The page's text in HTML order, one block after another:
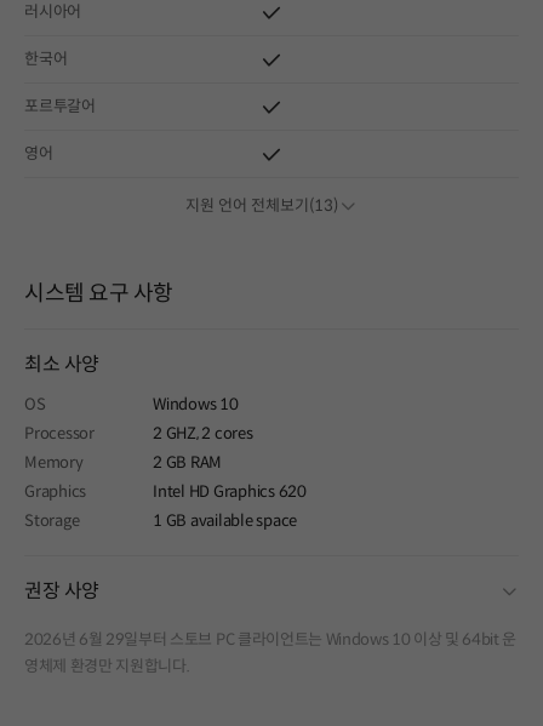
러시아어
한국어
포르투갈어
영어
지원 언어 전체보기(13)
시스템 요구 사항
최소 사양
OS
Windows 10
Processor
2 GHZ, 2 cores
Memory
2 GB RAM
Graphics
Intel HD Graphics 620
Storage
1 GB available space
권장 사양
2026년 6월 29일부터 스토브 PC 클라이언트는 Windows 10 이상 및 64bit 운
영체제 환경만 지원합니다.